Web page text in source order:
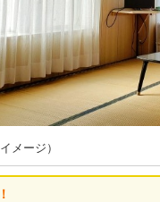
メージ）